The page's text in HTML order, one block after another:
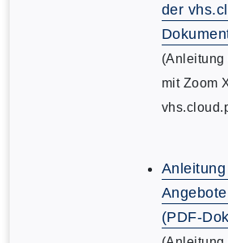
der
(Anleitung
mit Zoom
(PDF-